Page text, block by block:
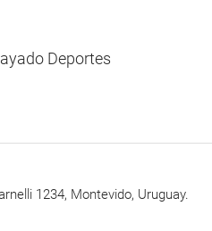
Deportes
1234, Montevido, Uruguay.